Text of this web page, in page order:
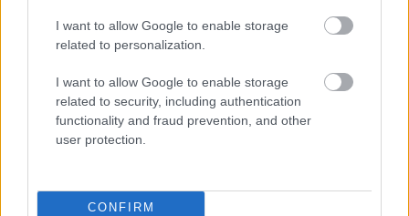
I want to allow Google to enable storage
related to personalization.
I want to allow Google to enable storage
related to security, including authentication
functionality and fraud prevention, and other
user protection.
CONFIRM
nem vállal, azokat nem ellenőrzi. Kifogás esetén forduljon a blog szerkesztőjéhez.
Részletek aFelhasználási feltételekbenés az